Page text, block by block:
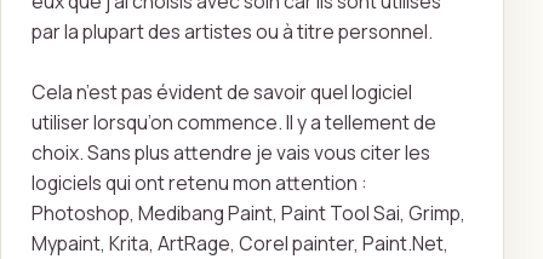
par la plupart des artistes ou à titre personnel.
Cela n’est pas évident de savoir quel logiciel
utiliser lorsqu’on commence. Il y a tellement de
choix. Sans plus attendre je vais vous citer les
logiciels qui ont retenu mon attention :
Photoshop, Medibang Paint, Paint Tool Sai, Grimp,
Mypaint, Krita, ArtRage, Corel painter, Paint.Net,